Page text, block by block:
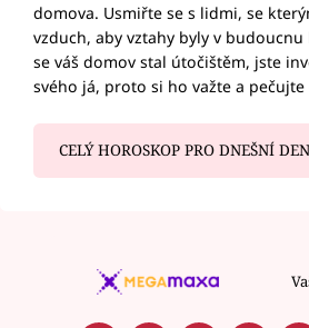
domova. Usmiřte se s lidmi, se
vzduch, aby vztahy byly v
se váš domov stal útočištěm, jste
svého já, proto si ho važte a pečujte
CELÝ HOROSKOP PRO DNEŠNÍ DEN